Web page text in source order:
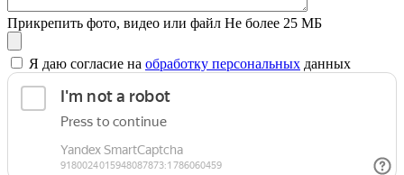
Прикрепить фото, видео или файл Не более 25 МБ
Я даю согласие на обработку персональных данных